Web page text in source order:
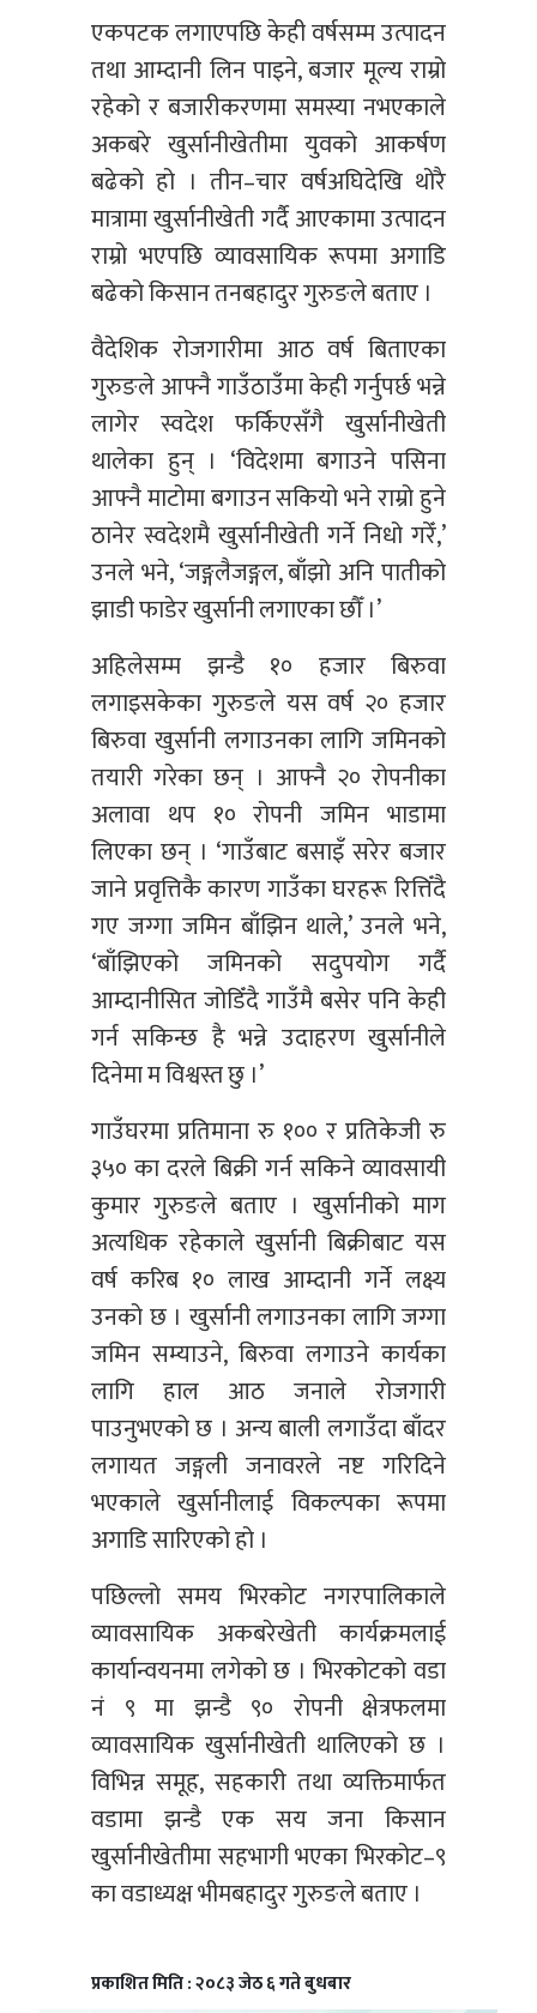
एकपटक लगाएपछि केही वर्षसम्म उत्पादन
तथा आम्दानी लिन पाइने, बजार मूल्य राम्रो
रहेको र बजारीकरणमा समस्या नभएकाले
अकबरे खुर्सानीखेतीमा युवको आकर्षण
बढेको हो । तीन–चार वर्षअघिदेखि थोरै
मात्रामा खुर्सानीखेती गर्दै आएकामा उत्पादन
राम्रो भएपछि व्यावसायिक रूपमा अगाडि
बढेको किसान तनबहादुर गुरुङले बताए ।
वैदेशिक रोजगारीमा आठ वर्ष बिताएका
गुरुङले आफ्नै गाउँठाउँमा केही गर्नुपर्छ भन्ने
लागेर स्वदेश फर्किएसँगै खुर्सानीखेती
थालेका हुन् । ‘विदेशमा बगाउने पसिना
आफ्नै माटोमा बगाउन सकियो भने राम्रो हुने
ठानेर स्वदेशमै खुर्सानीखेती गर्ने निधो गरेँ,’
उनले भने, ‘जङ्गलैजङ्गल, बाँझो अनि पातीको
झाडी फाडेर खुर्सानी लगाएका छौँ ।’
अहिलेसम्म झन्डै १० हजार बिरुवा
लगाइसकेका गुरुङले यस वर्ष २० हजार
बिरुवा खुर्सानी लगाउनका लागि जमिनको
तयारी गरेका छन् । आफ्नै २० रोपनीका
अलावा थप १० रोपनी जमिन भाडामा
लिएका छन् । ‘गाउँबाट बसाइँ सरेर बजार
जाने प्रवृत्तिकै कारण गाउँका घरहरू रित्तिँदै
गए जग्गा जमिन बाँझिन थाले,’ उनले भने,
‘बाँझिएको जमिनको सदुपयोग गर्दै
आम्दानीसित जोडिँदै गाउँमै बसेर पनि केही
गर्न सकिन्छ है भन्ने उदाहरण खुर्सानीले
दिनेमा म विश्वस्त छु ।’
गाउँघरमा प्रतिमाना रु १०० र प्रतिकेजी रु
३५० का दरले बिक्री गर्न सकिने व्यावसायी
कुमार गुरुङले बताए । खुर्सानीको माग
अत्यधिक रहेकाले खुर्सानी बिक्रीबाट यस
वर्ष करिब १० लाख आम्दानी गर्ने लक्ष्य
उनको छ । खुर्सानी लगाउनका लागि जग्गा
जमिन सम्याउने, बिरुवा लगाउने कार्यका
लागि हाल आठ जनाले रोजगारी
पाउनुभएको छ । अन्य बाली लगाउँदा बाँदर
लगायत जङ्गली जनावरले नष्ट गरिदिने
भएकाले खुर्सानीलाई विकल्पका रूपमा
अगाडि सारिएको हो ।
पछिल्लो समय भिरकोट नगरपालिकाले
व्यावसायिक अकबरेखेती कार्यक्रमलाई
कार्यान्वयनमा लगेको छ । भिरकोटको वडा
नं ९ मा झन्डै ९० रोपनी क्षेत्रफलमा
व्यावसायिक खुर्सानीखेती थालिएको छ ।
विभिन्न समूह, सहकारी तथा व्यक्तिमार्फत
वडामा झन्डै एक सय जना किसान
खुर्सानीखेतीमा सहभागी भएका भिरकोट–९
का वडाध्यक्ष भीमबहादुर गुरुङले बताए ।
प्रकाशित मिति : २०८३ जेठ ६ गते बुधबार